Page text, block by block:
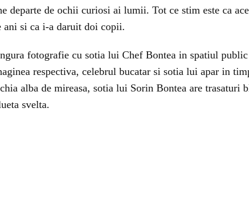
departe de ochii curiosi ai lumii. Tot ce stim este ca
ani si ca i-a daruit doi copii.
fotografie cu sotia lui Chef Bontea in spatiul
respectiva, celebrul bucatar si sotia lui apar in
alba de mireasa, sotia lui Sorin Bontea are trasaturi
svelta.